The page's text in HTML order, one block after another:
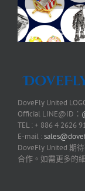
DoveFly United
Official LINE@ID：
TEL : + 886 4 2626
E-mail :
DoveFly United 期
合作。如需更多的